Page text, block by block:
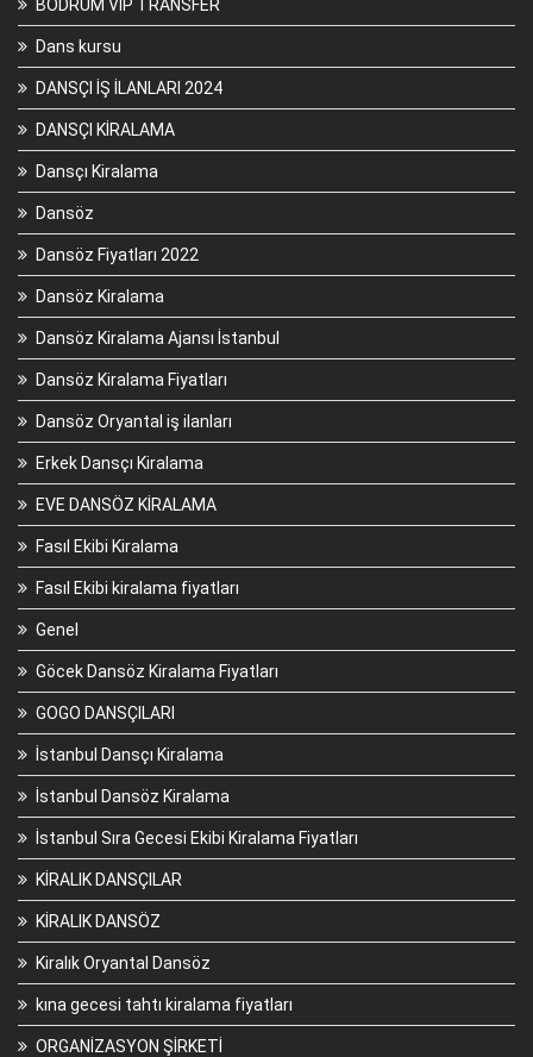
BODRUM VİP TRANSFER
Dans kursu
DANSÇI İŞ İLANLARI 2024
DANSÇI KİRALAMA
Dansçı Kiralama
Dansöz
Dansöz Fiyatları 2022
Dansöz Kiralama
Dansöz Kiralama Ajansı İstanbul
Dansöz Kiralama Fiyatları
Dansöz Oryantal iş ilanları
Erkek Dansçı Kiralama
EVE DANSÖZ KİRALAMA
Fasıl Ekibi Kiralama
Fasıl Ekibi kiralama fiyatları
Genel
Göcek Dansöz Kiralama Fiyatları
GOGO DANSÇILARI
İstanbul Dansçı Kiralama
İstanbul Dansöz Kiralama
İstanbul Sıra Gecesi Ekibi Kiralama Fiyatları
KİRALIK DANSÇILAR
KİRALIK DANSÖZ
Kiralık Oryantal Dansöz
kına gecesi tahtı kiralama fiyatları
ORGANİZASYON ŞİRKETİ